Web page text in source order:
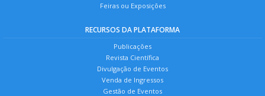
Feiras ou Exposições
RECURSOS DA PLATAFORMA
Publicações
Revista Científica
Divulgação de Eventos
Venda de Ingressos
Gestão de Eventos